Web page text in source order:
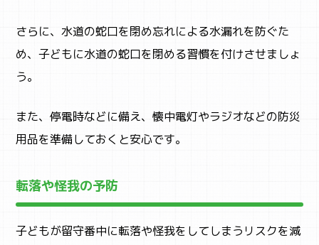
さらに、水道の蛇口を閉め忘れによる水漏れを防ぐた
め、子どもに水道の蛇口を閉める習慣を付けさせましょ
う。
また、停電時などに備え、懐中電灯やラジオなどの防災
用品を準備しておくと安心です。
転落や怪我の予防
子どもが留守番中に転落や怪我をしてしまうリスクを減